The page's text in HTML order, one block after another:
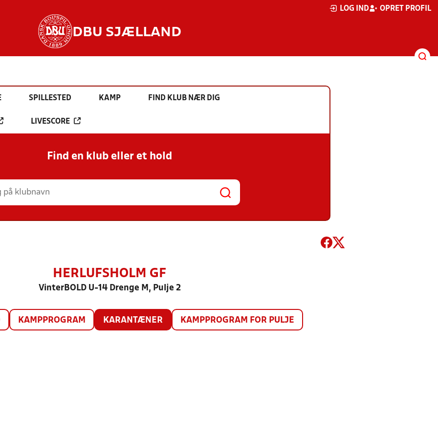
LOG IND OPRET PROFIL
DBU SJÆLLAND
SPILLESTED KAMP FIND KLUB NÆR DIG
LIVESCORE
Find en klub eller et hold
HERLUFSHOLM GF
VinterBOLD U-14 Drenge M, Pulje 2
KAMPPROGRAM KARANTÆNER KAMPPROGRAM FOR PULJE